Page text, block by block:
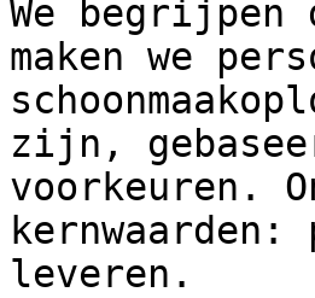
We
maken we
zijn,
voorkeuren.
leveren.